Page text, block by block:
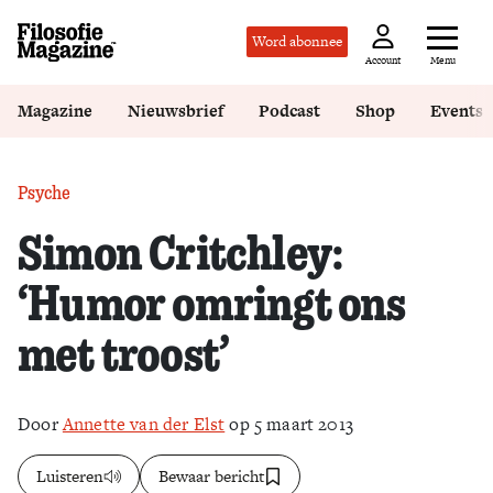
Word abonnee
Account Menu
Magazine Nieuwsbrief Podcast Shop Events
Psyche
Simon Critchley:
‘Humor omringt ons
met troost’
DoorAnnette van der Elstop 5 maart 2013
Luisteren Bewaar bericht